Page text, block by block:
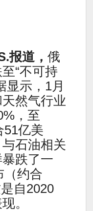
报道， 俄
“不可持
显示，1月
然气行业
，至
51亿美
石油相关
跌了一
（约合
自2020
。